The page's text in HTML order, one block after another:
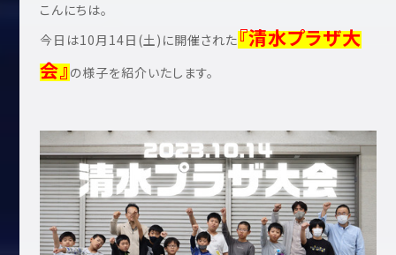
こんにちは。
今日は10月14日(土)に開催された『清水プラザ大
会』の様子を紹介いたします。